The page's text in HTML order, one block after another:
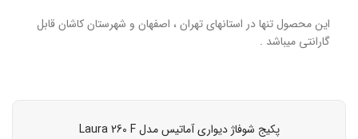
این محصول تنها در استانهای تهران ، اصفهان و شهرستان کاشان قابل
گارانتی میباشد .
پکیج شوفاژ دیواری آماتیس مدل Laura 260 F